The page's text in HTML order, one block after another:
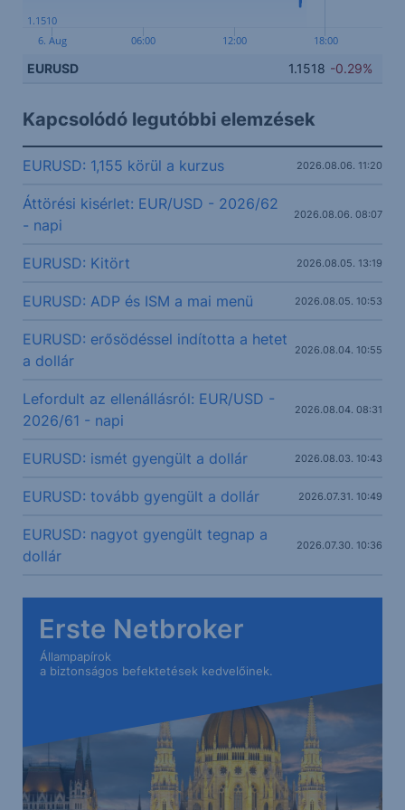
6. Aug 06:00 12:00 18:00
1.1510
EURUSD 1.1518 -0.29%
Kapcsolódó legutóbbi elemzések
EURUSD: 1,155 körül a kurzus 2026.08.06. 11:20
Áttörési kisérlet: EUR/USD - 2026/62
- napi
2026.08.06. 08:07
EURUSD: Kitört 2026.08.05. 13:19
EURUSD: ADP és ISM a mai menü 2026.08.05. 10:53
EURUSD: erősödéssel indította a hetet
a dollár
2026.08.04. 10:55
Lefordult az ellenállásról: EUR/USD -
2026/61 - napi
2026.08.04. 08:31
EURUSD: ismét gyengült a dollár 2026.08.03. 10:43
EURUSD: tovább gyengült a dollár 2026.07.31. 10:49
EURUSD: nagyot gyengült tegnap a
dollár
2026.07.30. 10:36
Erste Netbroker
Állampapírok
a biztonságos befektetések kedvelőinek.